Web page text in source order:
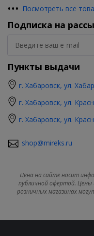
••• Посмотреть все
Подписка на
Пункты выдачи
г. Хабаровск, ул.
г. Хабаровск, ул.
г. Хабаровск, ул.
shop@mireks.ru
Цена на сайте носит
публичной офертой. Цены
розничных магазинах